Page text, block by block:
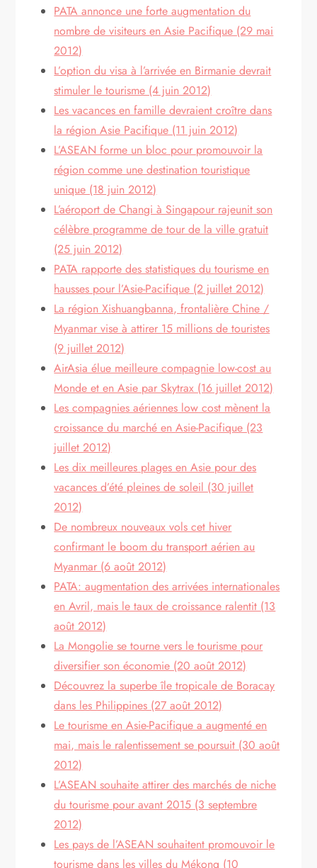
PATA annonce une forte augmentation du
nombre de visiteurs en Asie Pacifique (29 mai
2012)
L’option du visa à l’arrivée en Birmanie devrait
stimuler le tourisme (4 juin 2012)
Les vacances en famille devraient croître dans
la région Asie Pacifique (11 juin 2012)
L’ASEAN forme un bloc pour promouvoir la
région comme une destination touristique
unique (18 juin 2012)
L’aéroport de Changi à Singapour rajeunit son
célèbre programme de tour de la ville gratuit
(25 juin 2012)
PATA rapporte des statistiques du tourisme en
hausses pour l’Asie-Pacifique (2 juillet 2012)
La région Xishuangbanna, frontalière Chine /
Myanmar vise à attirer 15 millions de touristes
(9 juillet 2012)
AirAsia élue meilleure compagnie low-cost au
Monde et en Asie par Skytrax (16 juillet 2012)
Les compagnies aériennes low cost mènent la
croissance du marché en Asie-Pacifique (23
juillet 2012)
Les dix meilleures plages en Asie pour des
vacances d’été pleines de soleil (30 juillet
2012)
De nombreux nouveaux vols cet hiver
confirmant le boom du transport aérien au
Myanmar (6 août 2012)
PATA: augmentation des arrivées internationales
en Avril, mais le taux de croissance ralentit (13
août 2012)
La Mongolie se tourne vers le tourisme pour
diversifier son économie (20 août 2012)
Découvrez la superbe île tropicale de Boracay
dans les Philippines (27 août 2012)
Le tourisme en Asie-Pacifique a augmenté en
mai, mais le ralentissement se poursuit (30 août
2012)
L’ASEAN souhaite attirer des marchés de niche
du tourisme pour avant 2015 (3 septembre
2012)
Les pays de l’ASEAN souhaitent promouvoir le
tourisme dans les villes du Mékong (10